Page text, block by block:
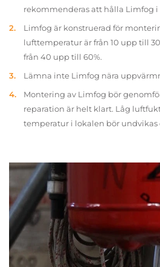
rekommenderas att hålla Limfog
Limfog är konstruerad för
lufttemperatur är från 10 upp till
från 40 upp till 60%.
Lämna inte Limfog nära
Montering av Limfog bör
reparation är helt klart. Låg
temperatur i lokalen bör undvikas